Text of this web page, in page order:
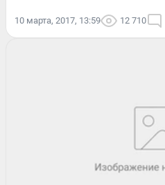
10 марта, 2017, 13:59 12 710